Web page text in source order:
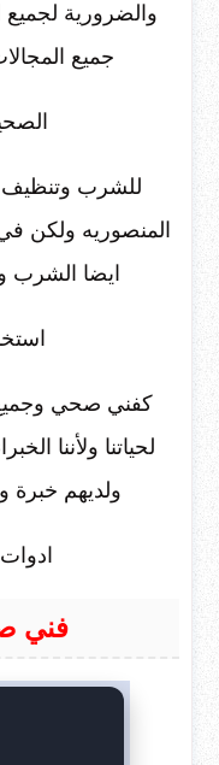
والضرورية
جميع
للشرب
المنصوريه ولكن
ايضا الشرب
كفني صحي وجميع
لحياتنا ولأننا
ولديهم خبرة
فني